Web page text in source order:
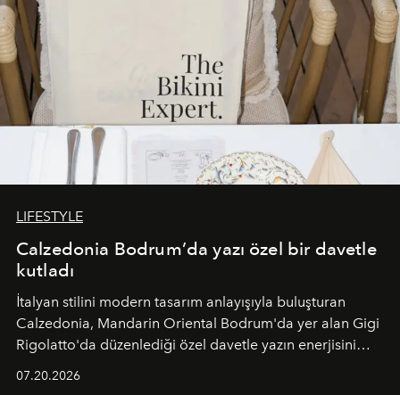
LIFESTYLE
Calzedonia Bodrum’da yazı özel bir davetle
kutladı
İtalyan stilini modern tasarım anlayışıyla buluşturan
Calzedonia, Mandarin Oriental Bodrum'da yer alan Gigi
Rigolatto'da düzenlediği özel davetle yazın enerjisini
07.20.2026